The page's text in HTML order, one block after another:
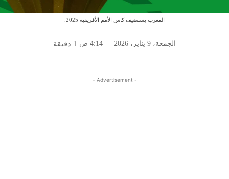
المغرب يستضيف كاس الأمم الأفريقية 2025.
الجمعة، 9 يناير، 2026 — 4:14 ص 1 دقيقة
- Advertisement -